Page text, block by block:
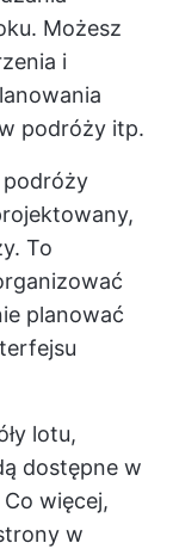
Możesz
i
podróży itp.
podróży
To
planować
lotu,
dostępne w
więcej,
w